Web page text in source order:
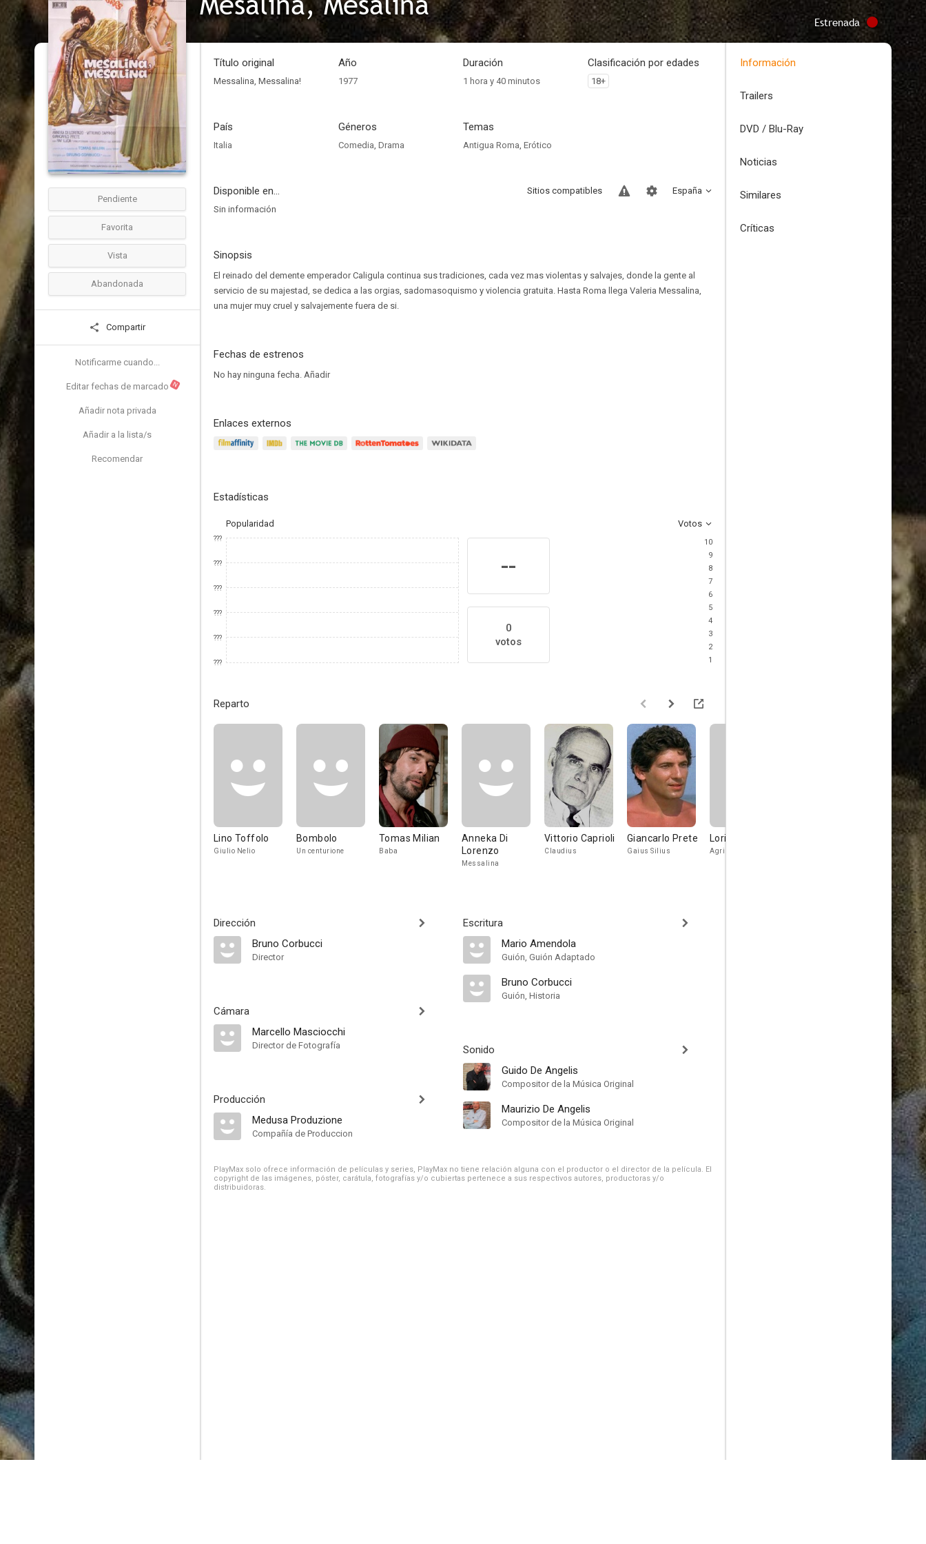
Estrenada
Pendiente
Favorita
Vista
Abandonada
Compartir
Notificarme cuando...
Editar fechas de marcado N
Añadir nota privada
Añadir a la lista/s
Recomendar
Título original
Messalina, Messalina!
Año
1977
Duración
1 hora y 40 minutos
Clasificación por edades
18+
País
Italia
Géneros
Comedia, Drama
Temas
Antigua Roma, Erótico
Disponible en... España
Sitios compatibles
Sin información
Sinopsis
El reinado del demente emperador Caligula continua sus tradiciones, cada vez mas violentas y salvajes, donde la gente al
servicio de su majestad, se dedica a las orgias, sadomasoquismo y violencia gratuita. Hasta Roma llega Valeria Messalina,
una mujer muy cruel y salvajemente fuera de si.
Fechas de estrenos
No hay ninguna fecha. Añadir
Enlaces externos
Estadísticas
Popularidad Votos
???
???
???
???
???
???
--
0
votos
10
9
8
7
6
5
4
3
2
1
Reparto
Lino Toffolo
Giulio Nelio
Bombolo
Un centurione
Tomas Milian
Baba
Anneka Di
Lorenzo
Messalina
Vittorio Caprioli
Claudius
Giancarlo Prete
Gaius Silius
Lori Wagner
Agrippina
Cardini
Calpurnia
Dirección
Bruno Corbucci
Director
Cámara
Marcello Masciocchi
Director de Fotografía
Producción
Medusa Produzione
Compañía de Produccion
Escritura
Mario Amendola
Guión, Guión Adaptado
Bruno Corbucci
Guión, Historia
Sonido
Guido De Angelis
Compositor de la Música Original
Maurizio De Angelis
Compositor de la Música Original
PlayMax solo ofrece información de películas y series, PlayMax no tiene relación alguna con el productor o el director de la película. El
copyright de las imágenes, póster, carátula, fotografías y/o cubiertas pertenece a sus respectivos autores, productoras y/o
distribuidoras.
Información
Trailers
DVD / Blu-Ray
Noticias
Similares
Críticas